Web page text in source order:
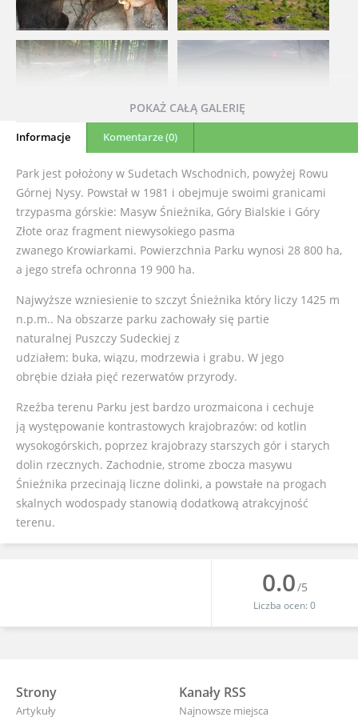
POKAŻ CAŁĄ GALERIĘ
Informacje Komentarze (0)
Park jest położony w Sudetach Wschodnich, powyżej Rowu
Górnej Nysy. Powstał w 1981 i obejmuje swoimi granicami
trzypasma górskie: Masyw Śnieżnika, Góry Bialskie i Góry
Złote oraz fragment niewysokiego pasma
zwanego Krowiarkami. Powierzchnia Parku wynosi 28 800 ha,
a jego strefa ochronna 19 900 ha.
Najwyższe wzniesienie to szczyt Śnieżnika który liczy 1425 m
n.p.m.. Na obszarze parku zachowały się partie
naturalnej Puszczy Sudeckiej z
udziałem: buka, wiązu, modrzewia i grabu. W jego
obrębie działa pięć rezerwatów przyrody.
Rzeźba terenu Parku jest bardzo urozmaicona i cechuje
ją występowanie kontrastowych krajobrazów: od kotlin
wysokogórskich, poprzez krajobrazy starszych gór i starych
dolin rzecznych. Zachodnie, strome zbocza masywu
Śnieżnika przecinają liczne dolinki, a powstałe na progach
skalnych wodospady stanowią dodatkową atrakcyjność
terenu.
0.0/5
Liczba ocen:0
Strony
Artykuły
Kanały RSS
Najnowsze miejsca